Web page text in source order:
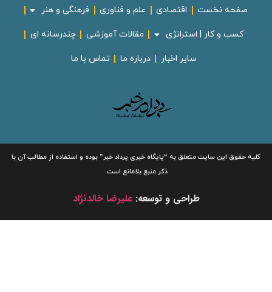
صفحه نخست اقتصادی علم و فناوری فرهنگی و هنر
کسب و کار | استراتژی مقالات آموزشی چندرسانه ای
سایر اخبار درباره ما تماس با ما
کلیه حقوق این سایت متعلق به“پایگاه خبریپرداد خبر”بوده و استفاده از مطالب آن با
ذکر منبع بلامانع است.
طراحی و توسعه:علیرضا خالدنژاد